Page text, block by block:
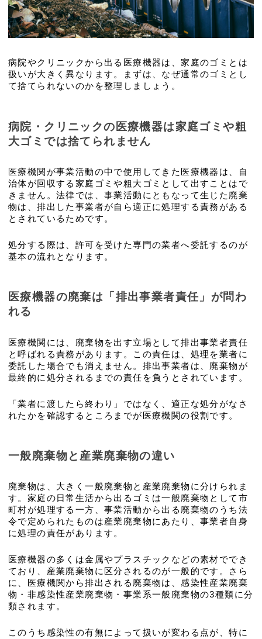
病院やクリニックから出る医療機器は、家庭のゴミとは
扱いが大きく異なります。まずは、なぜ通常のゴミとし
て捨てられないのかを整理しましょう。
病院・クリニックの医療機器は家庭ゴミや粗
大ゴミでは捨てられません
医療機関が事業活動の中で使用してきた医療機器は、自
治体が回収する家庭ゴミや粗大ゴミとして出すことはで
きません。法律では、事業活動にともなって生じた廃棄
物は、排出した事業者が自ら適正に処理する責務がある
とされているためです。
処分する際は、許可を受けた専門の業者へ委託するのが
基本の流れとなります。
医療機器の廃棄は「排出事業者責任」が問わ
れる
医療機関には、廃棄物を出す立場として排出事業者責任
と呼ばれる責務があります。この責任は、処理を業者に
委託した場合でも消えません。排出事業者は、廃棄物が
最終的に処分されるまでの責任を負うとされています。
「業者に渡したら終わり」ではなく、適正な処分がなさ
れたかを確認するところまでが医療機関の役割です。
一般廃棄物と産業廃棄物の違い
廃棄物は、大きく一般廃棄物と産業廃棄物に分けられま
す。家庭の日常生活から出るゴミは一般廃棄物として市
町村が処理する一方、事業活動から出る廃棄物のうち法
令で定められたものは産業廃棄物にあたり、事業者自身
に処理の責任があります。
医療機器の多くは金属やプラスチックなどの素材ででき
ており、産業廃棄物に区分されるのが一般的です。さら
に、医療機関から排出される廃棄物は、感染性産業廃棄
物・非感染性産業廃棄物・事業系一般廃棄物の3種類に分
類されます。
このうち感染性の有無によって扱いが変わる点が、特に